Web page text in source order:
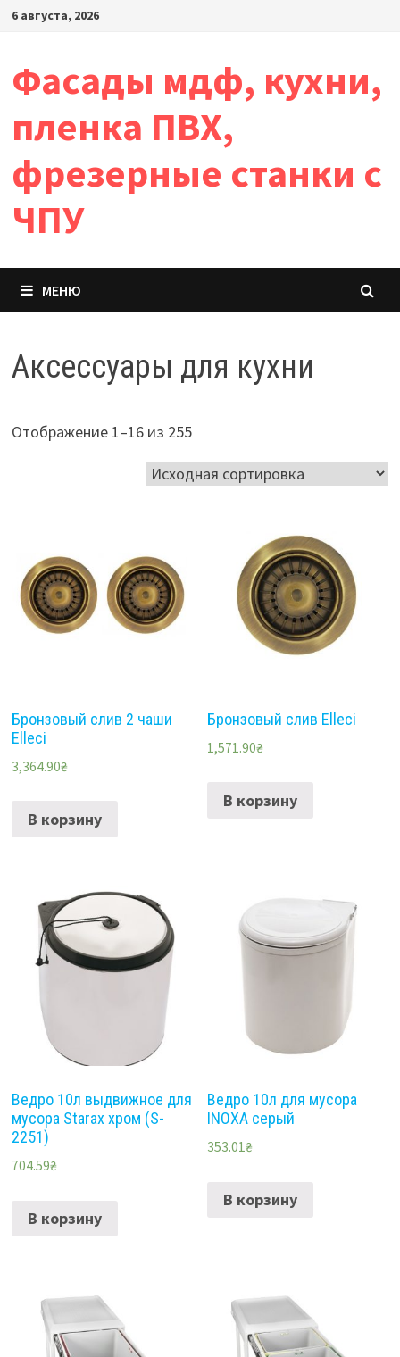
Перейти
6 августа, 2026
Фасады мдф, кухни,
пленка ПВХ,
фрезерные станки с
ЧПУ
МЕНЮ
Аксессуары для кухни
Отображение 1–16 из 255
Бронзовый слив 2 чаши
Elleci
3,364.90₴
В корзину
Бронзовый слив Elleci
1,571.90₴
В корзину
Ведро 10л выдвижное для
мусора Starax хром (S-
2251)
704.59₴
В корзину
Ведро 10л для мусора
INOXA серый
353.01₴
В корзину